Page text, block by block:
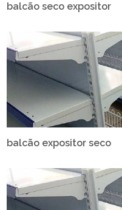
balcão seco expositor
balcão expositor seco